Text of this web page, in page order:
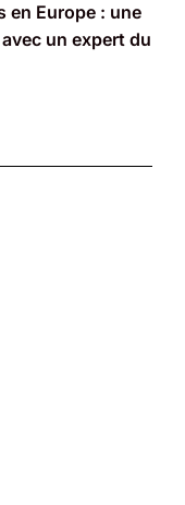
en Europe : une
un expert du